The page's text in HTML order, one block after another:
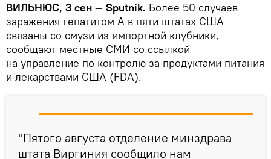
ВИЛЬНЮС, 3 сен — Sputnik. Более 50 случаев
заражения гепатитом А в пяти штатах США
связаны со смузи из импортной клубники,
сообщают местные СМИ со ссылкой
на управление по контролю за продуктами питания
и лекарствами США (FDA).
"Пятого августа отделение минздрава
штата Виргиния сообщило нам